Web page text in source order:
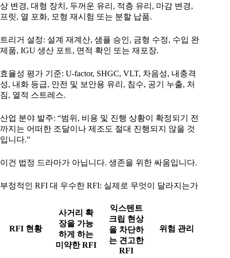
상 변경, 대형 장치, 두꺼운 유리, 적층 유리, 마감 변경,
프릿, 열 포화, 모형 재시험 또는 분할 납품.
트리거 설정: 설계 재계산, 샘플 승인, 금형 수정, 수입 완
제품, IGU 생산 포트, 면적 확인 또는 재포장.
효율성 평가 기준: U-factor, SHGC, VLT, 차음성, 내충격
성, 내화 등급, 안전 및 보안용 유리, 침수, 공기 누출, 처
짐, 열적 스트레스.
산업 분야 발주: “범위, 비용 및 진행 상황이 확정되기 전
까지는 어떠한 조달이나 제조도 절대 진행되지 않을 것
입니다.”
이건 법정 드라마가 아닙니다. 생존을 위한 싸움입니다.
부정적인 RFI 대 우수한 RFI: 실제로 무엇이 달라지는가
RFI 현황
사거리 확
장을 가능
하게 하는
미약한 RFI
익스텐트
크립 현상
을 차단하
는 견고한
RFI
위험 관리